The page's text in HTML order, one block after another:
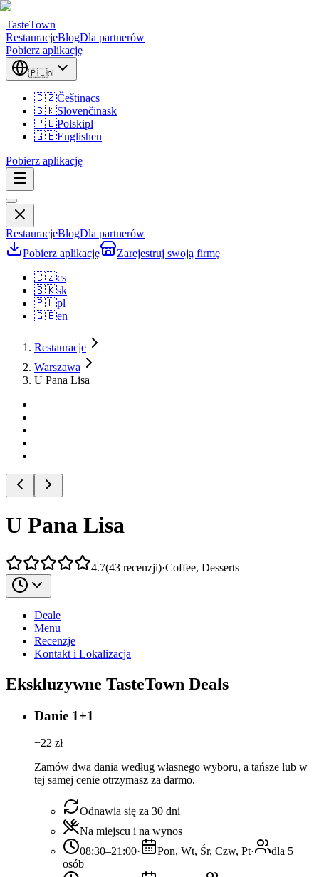
TasteTown
RestauracjeBlogDla partnerów
Pobierz aplikację
🇵🇱pl
🇨🇿Češtinacs
🇸🇰Slovenčinask
🇵🇱Polskipl
🇬🇧Englishen
Pobierz aplikację
RestauracjeBlogDla partnerów
Pobierz aplikację
Zarejestruj swoją firmę
🇨🇿cs
🇸🇰sk
🇵🇱pl
🇬🇧en
Restauracje
Warszawa
U Pana Lisa
U Pana Lisa
4.7(43 recenzji)·Coffee, Desserts
Deale
Menu
Recenzje
Kontakt i Lokalizacja
Ekskluzywne TasteTown Deals
Danie 1+1
−22 zł
Zamów dwa dania według własnego wyboru, a tańsze lub w
tej samej cenie otrzymasz za darmo.
Odnawia się za 30 dni
Na miejscu i na wynos
08:30–21:00· Pon, Wt, Śr, Czw, Pt·
dla 5
osób